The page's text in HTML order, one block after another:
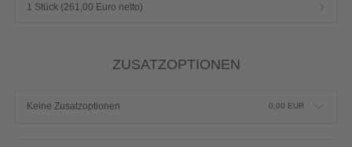
1 Stück (261,00 Euro netto)
ZUSATZOPTIONEN
Keine Zusatzoptionen 0,00 EUR